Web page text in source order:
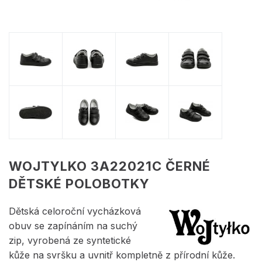
WOJTYLKO 3A22021C ČERNÉ
DĚTSKÉ POLOBOTKY
Dětská celoroční vycházková
obuv se zapínáním na suchý
zip, vyrobená ze syntetické
kůže na svršku a uvnitř kompletně z přírodní kůže.